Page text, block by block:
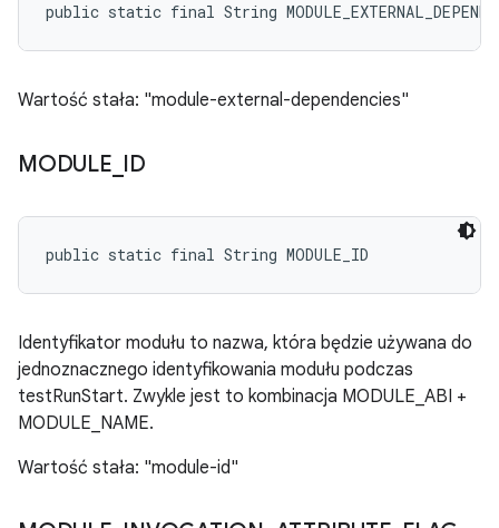
public static final String
Wartość stała: "module-external-dependencies"
MODULE ID
public static final String MODULE_ID
Identyfikator modułu to nazwa, która będzie używana do
jednoznacznego identyfikowania modułu podczas
testRunStart. Zwykle jest to kombinacja MODULE_ABI +
MODULE_NAME.
Wartość stała: "module-id"